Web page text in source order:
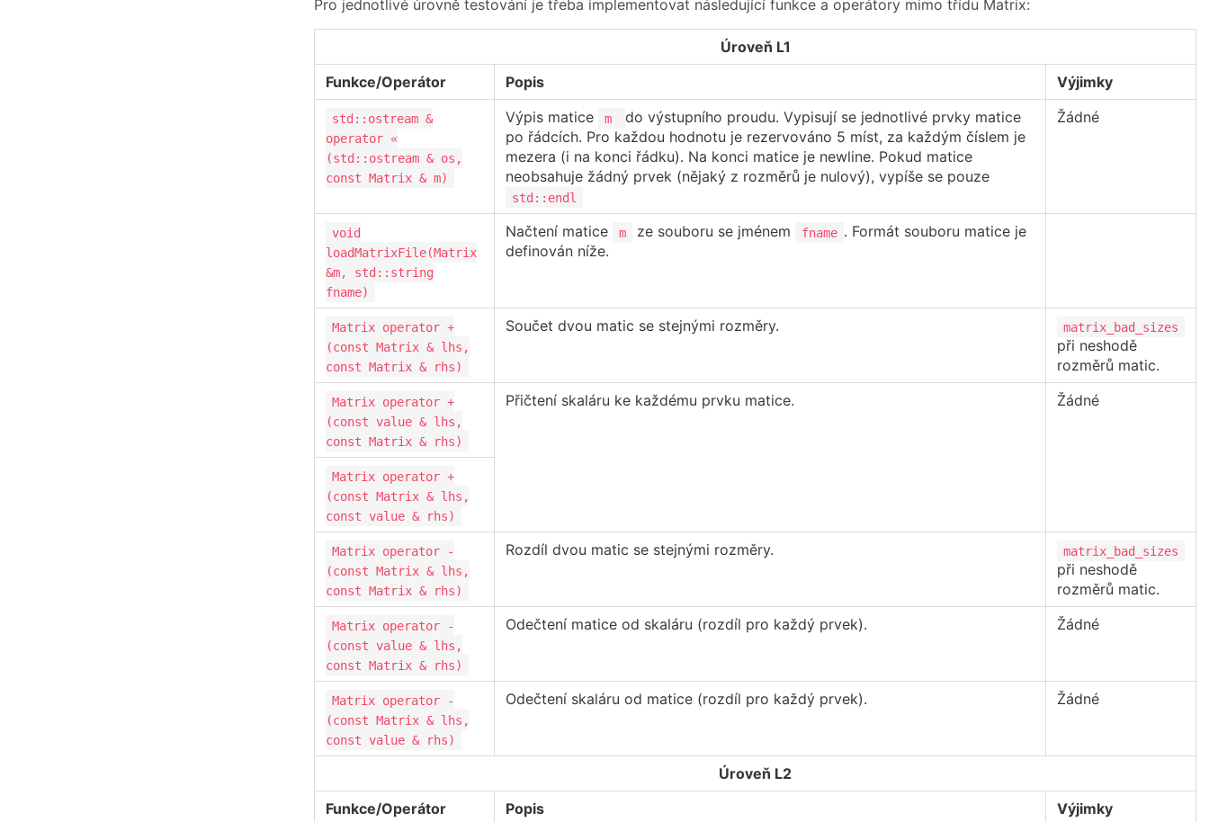
Pro jednotlivé úrovně testování je třeba implementovat následující funkce a operátory mimo třídu Matrix:
Úroveň L1
Funkce/Operátor
Popis Výjimky
std::ostream &
operator «
(std::ostream & os,
const Matrix & m)
Výpis matice m
do výstupního proudu. Vypisují se jednotlivé prvky matice
po řádcích. Pro každou hodnotu je rezervováno 5 míst, za každým číslem je
mezera (i na konci řádku). Na konci matice je newline. Pokud matice
neobsahuje žádný prvek (nějaký z rozměrů je nulový), vypíše se pouze
std::endl
Žádné
void
loadMatrixFile(Matrix
&m, std::string
fname)
Načtení matice m ze souboru se jménem fname . Formát souboru matice je
definován níže.
Matrix operator +
(const Matrix & lhs,
const Matrix & rhs)
Součet dvou matic se stejnými rozměry. matrix_bad_sizes
při neshodě
rozměrů matic.
Matrix operator +
(const value & lhs,
const Matrix & rhs)
Přičtení skaláru ke každému prvku matice. Žádné
Matrix operator +
(const Matrix & lhs,
const value & rhs)
Matrix operator -
(const Matrix & lhs,
const Matrix & rhs)
Rozdíl dvou matic se stejnými rozměry. matrix_bad_sizes
při neshodě
rozměrů matic.
Matrix operator -
(const value & lhs,
const Matrix & rhs)
Odečtení matice od skaláru (rozdíl pro každý prvek). Žádné
Matrix operator -
(const Matrix & lhs,
const value & rhs)
Odečtení skaláru od matice (rozdíl pro každý prvek). Žádné
Úroveň L2
Funkce/Operátor
Popis Výjimky